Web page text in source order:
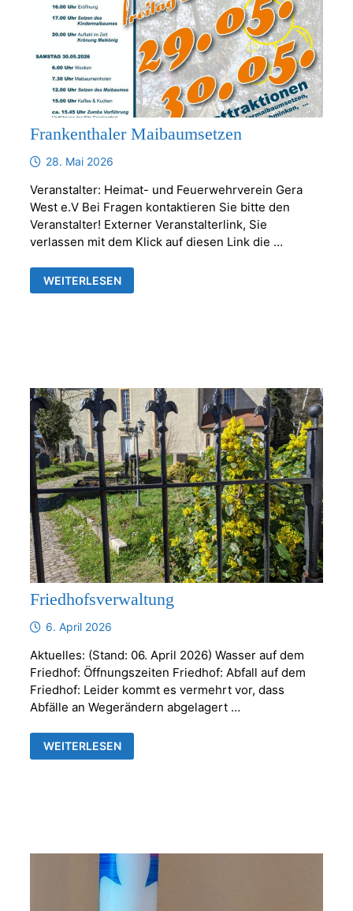
Frankenthaler Maibaumsetzen
28. Mai 2026
Veranstalter: Heimat- und Feuerwehrverein Gera
West e.V Bei Fragen kontaktieren Sie bitte den
Veranstalter! Externer Veranstalterlink, Sie
verlassen mit dem Klick auf diesen Link die …
FRANKENTHALER
MAIBAUMSETZEN
WEITERLESEN
Friedhofsverwaltung
6. April 2026
Aktuelles: (Stand: 06. April 2026) Wasser auf dem
Friedhof: Öffnungszeiten Friedhof: Abfall auf dem
Friedhof: Leider kommt es vermehrt vor, dass
Abfälle an Wegerändern abgelagert …
FRIEDHOFSVERWALTUNG
WEITERLESEN